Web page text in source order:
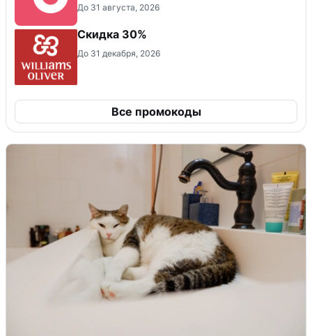
До 31 августа, 2026
Скидка 30%
До 31 декабря, 2026
Все промокоды